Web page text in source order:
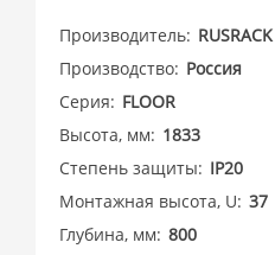
Производитель RUSRACK
Производство Россия
Серия
FLOOR
Высота, мм
1833
Степень защиты
IP20
Монтажная высота, U 37
Глубина, мм 800